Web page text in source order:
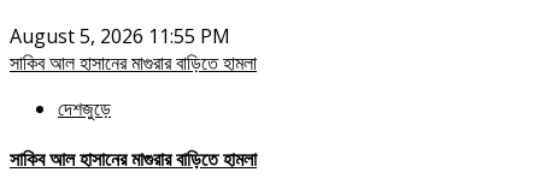
August 5, 2026 11:55 PM
সাকিব আল হাসানের মাগুরার বাড়িতে হামলা
দেশজুড়ে
সাকিব আল হাসানের মাগুরার বাড়িতে হামলা